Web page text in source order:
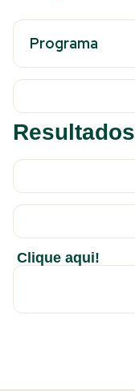
Programa
Resultados
Clique aqui!